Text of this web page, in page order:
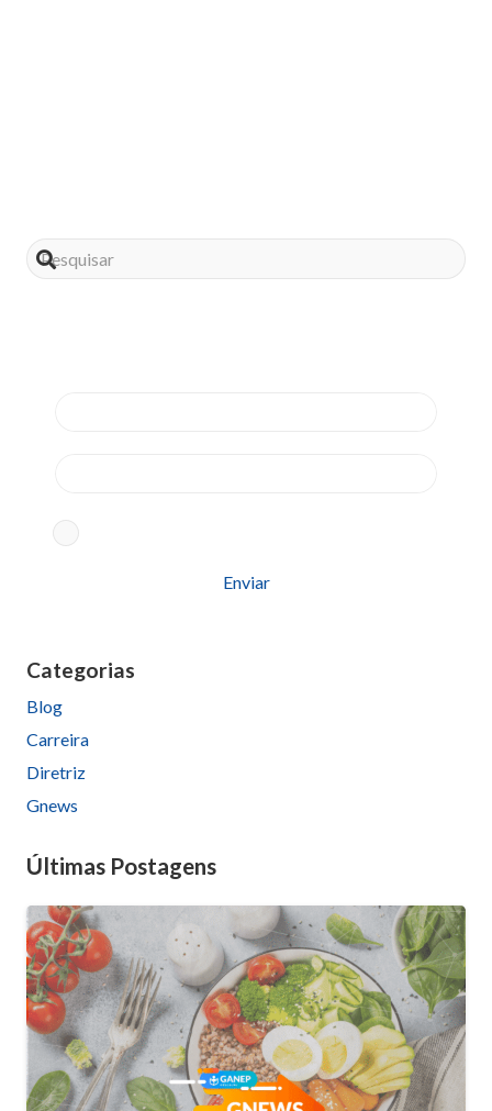
Please leave this field empty.
Categorias
Blog
Carreira
Diretriz
Gnews
Últimas Postagens